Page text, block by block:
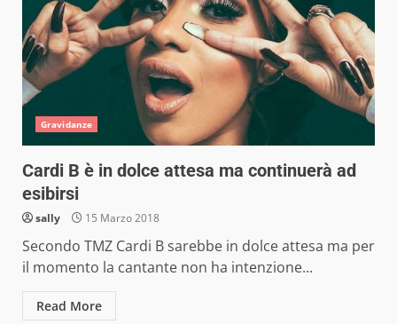
Gravidanze
Cardi B è in dolce attesa ma continuerà ad
esibirsi
sally 15 Marzo 2018
Secondo TMZ Cardi B sarebbe in dolce attesa ma per
il momento la cantante non ha intenzione...
Read More